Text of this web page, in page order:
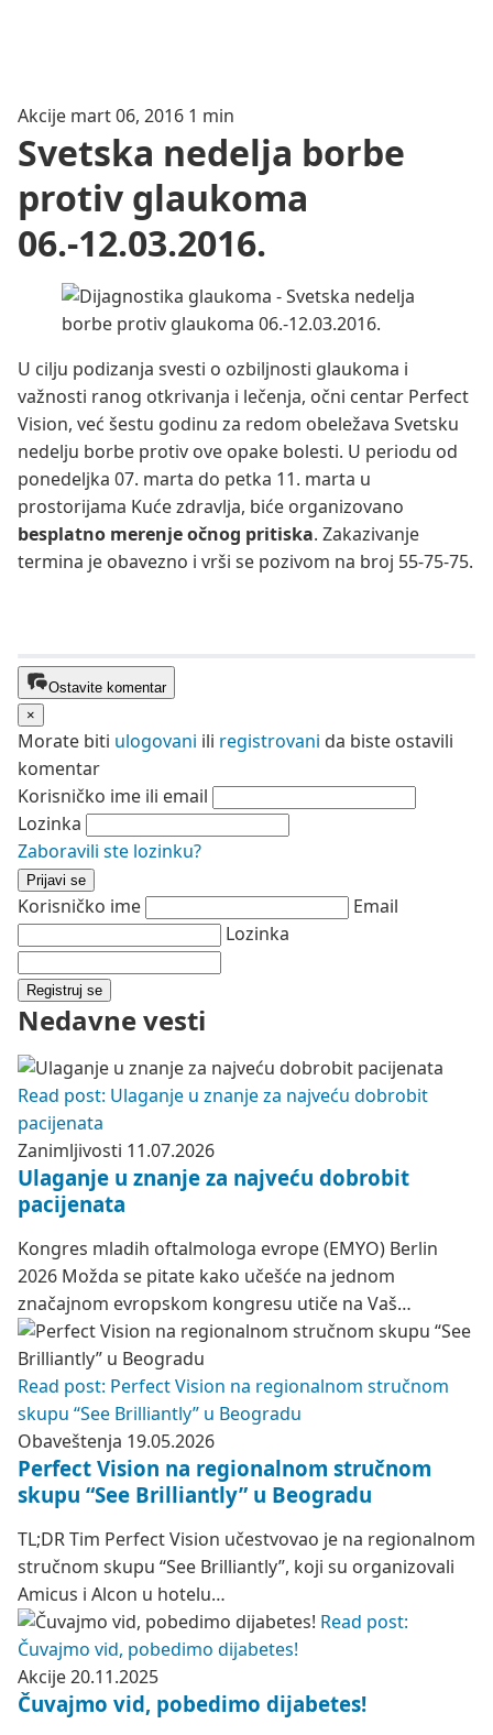
Akcije mart 06, 2016 1 min
Svetska nedelja borbe
protiv glaukoma
06.-12.03.2016.
U cilju podizanja svesti o ozbiljnosti glaukoma i
važnosti ranog otkrivanja i lečenja, očni centar Perfect
Vision, već šestu godinu za redom obeležava Svetsku
nedelju borbe protiv ove opake bolesti. U periodu od
ponedeljka 07. marta do petka 11. marta u
prostorijama Kuće zdravlja, biće organizovano
besplatno merenje očnog pritiska. Zakazivanje
termina je obavezno i vrši se pozivom na broj 55-75-75.
Ostavite komentar
×
Morate biti ulogovani ili registrovani da biste ostavili
komentar
Korisničko ime ili email
Lozinka
Zaboravili ste lozinku?
Prijavi se
Korisničko ime
Email
Lozinka
Registruj se
Nedavne vesti
Read post: Ulaganje u znanje za najveću dobrobit
pacijenata
Zanimljivosti 11.07.2026
Ulaganje u znanje za najveću dobrobit
pacijenata
Kongres mladih oftalmologa evrope (EMYO) Berlin
2026 Možda se pitate kako učešće na jednom
značajnom evropskom kongresu utiče na Vaš…
Read post: Perfect Vision na regionalnom stručnom
skupu “See Brilliantly” u Beogradu
Obaveštenja 19.05.2026
Perfect Vision na regionalnom stručnom
skupu “See Brilliantly” u Beogradu
TL;DR Tim Perfect Vision učestvovao je na regionalnom
stručnom skupu “See Brilliantly”, koji su organizovali
Amicus i Alcon u hotelu…
Read post:
Čuvajmo vid, pobedimo dijabetes!
Akcije20.11.2025
Čuvajmo vid, pobedimo dijabetes!